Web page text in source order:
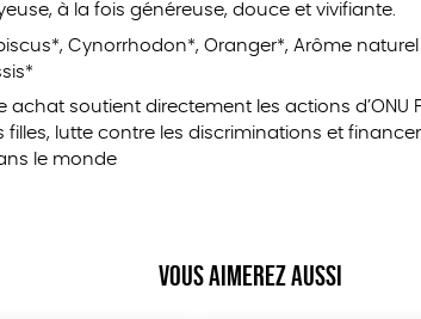
à la fois généreuse, douce et vivifiante.
Cynorrhodon*, Oranger*, Arôme
achat soutient directement les actions d’ONU
filles, lutte contre les discriminations et
le monde
Vous aimerez aussi